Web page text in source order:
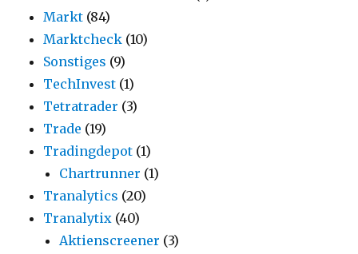
Markt (84)
Marktcheck (10)
Sonstiges (9)
TechInvest (1)
Tetratrader (3)
Trade (19)
Tradingdepot (1)
Chartrunner (1)
Tranalytics (20)
Tranalytix (40)
Aktienscreener (3)